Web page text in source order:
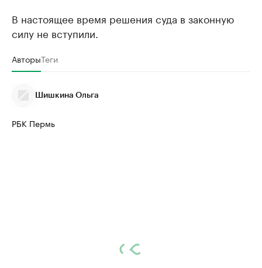
В настоящее время решения суда в законную
силу не вступили.
АвторыТеги
Шишкина Ольга
РБК Пермь